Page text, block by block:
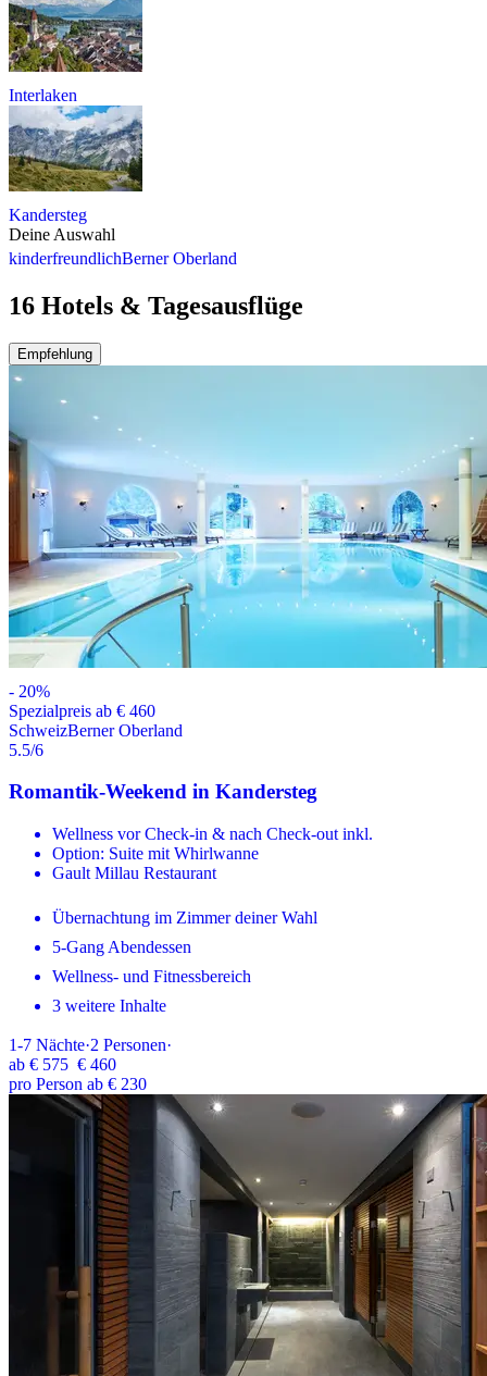
Interlaken
Kandersteg
Deine Auswahl
kinderfreundlichBerner Oberland
16 Hotels & Tagesausflüge
Empfehlung
- 20%
Spezialpreis ab € 460
SchweizBerner Oberland
5.5/6
Romantik-Weekend in Kandersteg
Wellness vor Check-in & nach Check-out inkl.
Option: Suite mit Whirlwanne
Gault Millau Restaurant
Übernachtung im Zimmer deiner Wahl
5-Gang Abendessen
Wellness- und Fitnessbereich
3 weitere Inhalte
1-7 Nächte·2 Personen·
ab € 575 € 460
pro Person ab € 230